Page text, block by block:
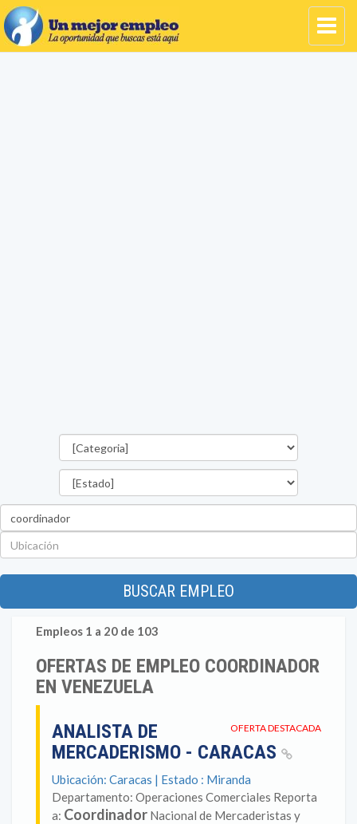
BUSCAR EMPLEO
Empleos 1 a 20 de 103
OFERTAS DE EMPLEO COORDINADOR
EN VENEZUELA
OFERTA DESTACADA
ANALISTA DE
MERCADERISMO - CARACAS
Ubicación: Caracas | Estado : Miranda
Departamento: Operaciones Comerciales Reporta
a: Coordinador Nacional de Mercaderistas y